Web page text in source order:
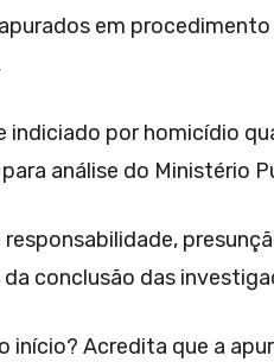
em
por homicídio
análise do Ministério
conclusão das
início? Acredita que a